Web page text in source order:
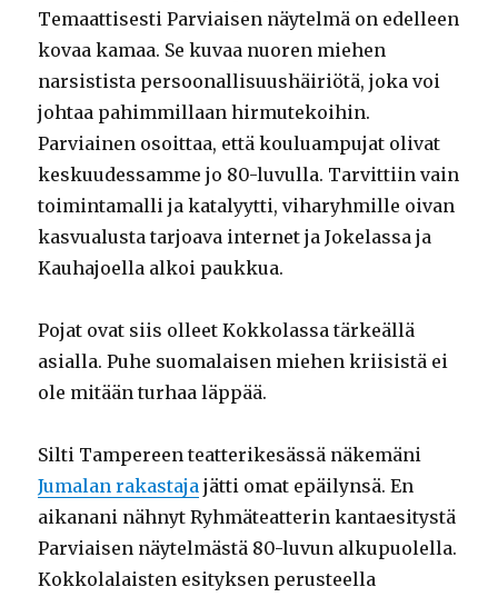
Temaattisesti Parviaisen näytelmä on edelleen
kovaa kamaa. Se kuvaa nuoren miehen
narsistista persoonallisuushäiriötä, joka voi
johtaa pahimmillaan hirmutekoihin.
Parviainen osoittaa, että kouluampujat olivat
keskuudessamme jo 80-luvulla. Tarvittiin vain
toimintamalli ja katalyytti, viharyhmille oivan
kasvualusta tarjoava internet ja Jokelassa ja
Kauhajoella alkoi paukkua.
Pojat ovat siis olleet Kokkolassa tärkeällä
asialla. Puhe suomalaisen miehen kriisistä ei
ole mitään turhaa läppää.
Silti Tampereen teatterikesässä näkemäni
Jumalan rakastaja jätti omat epäilynsä. En
aikanani nähnyt Ryhmäteatterin kantaesitystä
Parviaisen näytelmästä 80-luvun alkupuolella.
Kokkolalaisten esityksen perusteella